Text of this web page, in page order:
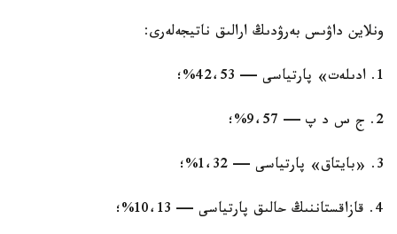
ونلاين داۋىس بەرۋدىڭ ارالىق ناتيجەلەرى:
1. ادىلەت» پارتياسى — 42،53%؛
2. ج س د پ — 9،57%؛
3. «بايتاق» پارتياسى — 1،32%؛
4. قازاقستاننىڭ حالىق پارتياسى — 10،13%؛